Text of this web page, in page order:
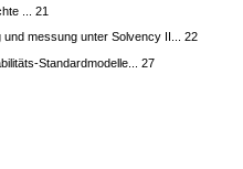
... 21
­messung unter Solvency II... 22
Standardmodelle... 27